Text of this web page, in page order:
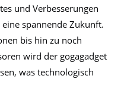
und Verbesserungen
spannende Zukunft.
bis hin zu noch
wird der gogagadget
was technologisch